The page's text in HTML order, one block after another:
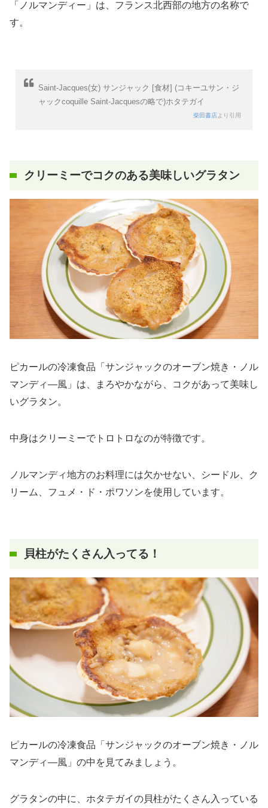
「ノルマンディー」は、フランス北西部の地方の名称で
す。
Saint-Jacques(女) サンジャック [食材] (コキーユサン・ジ
ャックcoquille Saint-Jacquesの略で)ホタテガイ
柴田書店より引用
クリーミーでコクのある美味しいグラタン
ピカールの冷凍食品「サンジャックのオーブン焼き・ノル
マンディ―風」は、まろやかながら、コクがあって美味し
いグラタン。
中身はクリーミーでトロトロなのが特徴です。
ノルマンディ地方のお料理には欠かせない、シードル、ク
リーム、フュメ・ド・ポワソンを使用しています。
貝柱がたくさん入ってる！
ピカールの冷凍食品「サンジャックのオーブン焼き・ノル
マンディ―風」の中を見てみましょう。
グラタンの中に、ホタテガイの貝柱がたくさん入っている